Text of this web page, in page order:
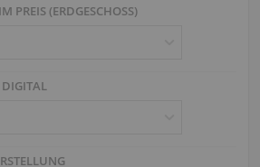
PREIS (ERDGESCHOSS)